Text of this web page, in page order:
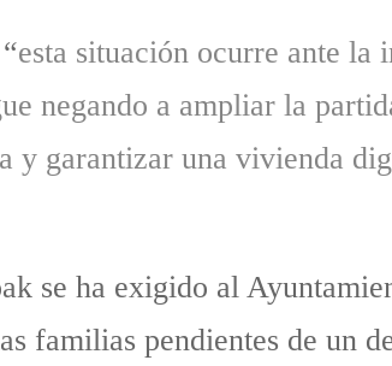
esta situación ocurre ante la
negando a ampliar la
y garantizar una vivienda
se ha exigido al
familias pendientes de un